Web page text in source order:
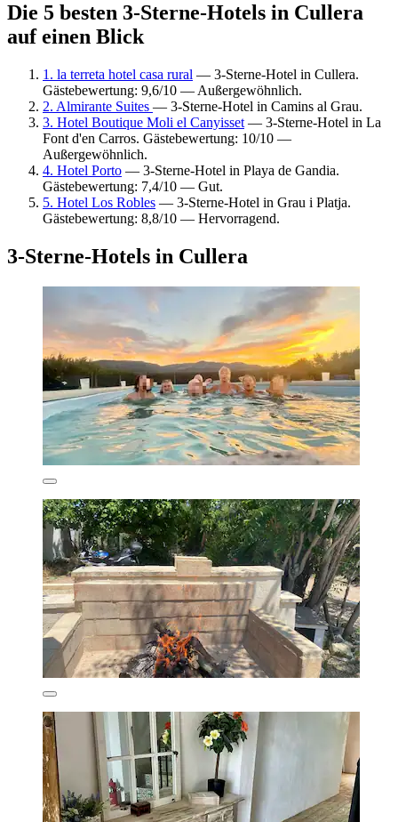
Die 5 besten 3-Sterne-Hotels in Cullera
auf einen Blick
1. la terreta hotel casa rural — 3-Sterne-Hotel in Cullera.
Gästebewertung: 9,6/10 — Außergewöhnlich.
2. Almirante Suites — 3-Sterne-Hotel in Camins al Grau.
3. Hotel Boutique Moli el Canyisset — 3-Sterne-Hotel in La
Font d'en Carros. Gästebewertung: 10/10 —
Außergewöhnlich.
4. Hotel Porto — 3-Sterne-Hotel in Playa de Gandia.
Gästebewertung: 7,4/10 — Gut.
5. Hotel Los Robles — 3-Sterne-Hotel in Grau i Platja.
Gästebewertung: 8,8/10 — Hervorragend.
3-Sterne-Hotels in Cullera